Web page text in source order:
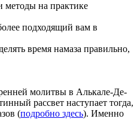
на практике
подходящий вам в
время намаза правильно,
молитвы в Алькале-Де-
рассвет наступает тогда,
(подробно здесь). Именно